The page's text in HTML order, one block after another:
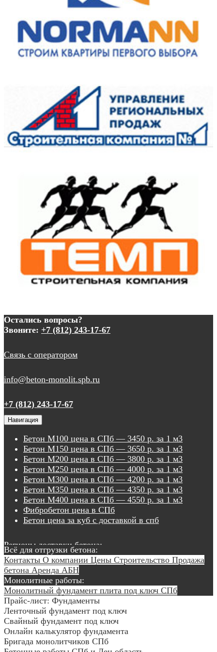
Остались вопросы?
Звоните: +7 (812) 243-17-67
Связь с оператором
info@beton-monolit.spb.ru
+7 (812) 243-17-67
Навигация
Бетон М100 цена в СПб — 3450 р. за 1 м3
Бетон М150 цена в СПб — 3650 р. за 1 м3
Бетон М200 цена в СПб — 3800 р. за 1 м3
Бетон М250 цена в СПб — 4000 р. за 1 м3
Бетон М300 цена в СПб — 4200 р. за 1 м3
Бетон М350 цена в СПб — 4350 р. за 1 м3
Бетон М400 цена в СПб — 4550 р. за 1 м3
Фибробетон цена в СПб
Бетон цена за куб с доставкой в спб
Регионы доставки бетона:
Бетон СПб Бетон Аннино Бетон Белогорка Бетон
Вартемяги Бетон Верево Бетон Виллози Бетон
Воейково Бетон Войсковицы
Вырица Бетон Пушкин Бетон Гатчина Бетон
Александровская Бетон Покровская Бетон Юкки Бетон
Девяткино Бетон Дубровка
Жабино Бетон Заневка Бетон Ивановка
Кавголово Бетон Кальтино Бетон Капитолово
Кировск Бетон Кобралово Бетон Колпино
Колтуши Бетон Красное Село Бетон Кудрово
Всё для отгрузки бетона:
Контакты О компании Цены Строительство Продажа
бетона Аренда АБН
Монолитные работы:
Монолитный фундамент плита под ключ СПб
Прайс-лист: Фундаменты
Ленточный фундамент под ключ
Свайный фундамент под ключ
Онлайн калькулятор фундамента
Бригада монолитчиков СПб